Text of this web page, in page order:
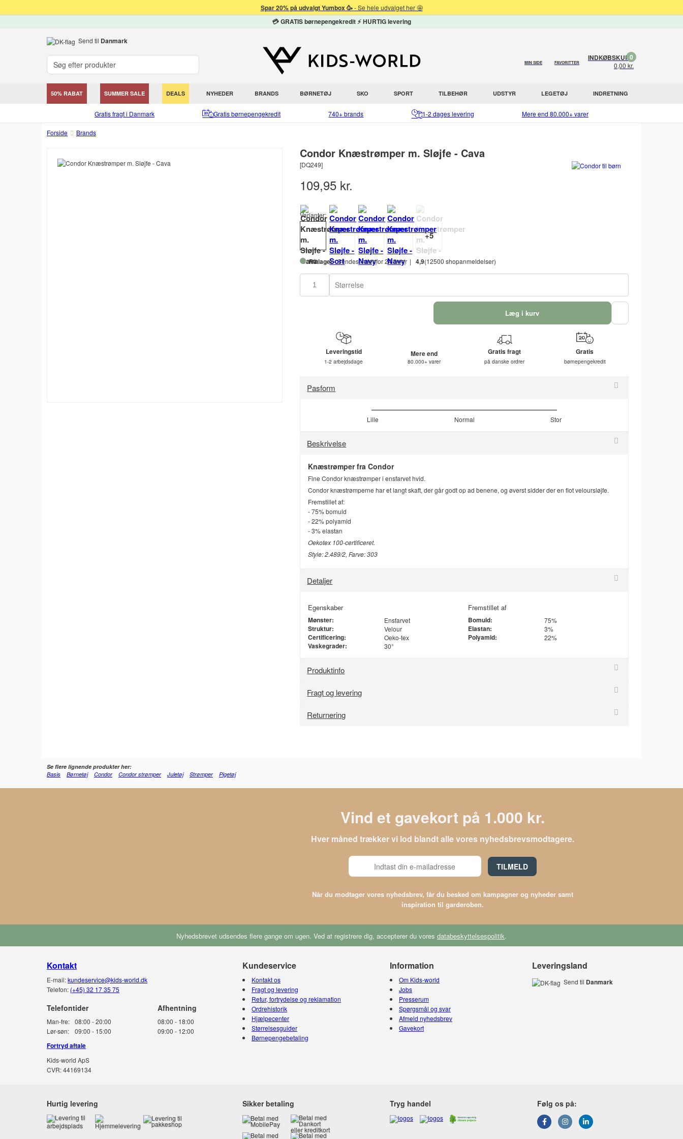
Spar 20% på udvalgt Yumbox 🥳- Se hele udvalget her 🤩
💳 GRATIS børnepengekredit ⚡ HURTIG levering
Send til Danmark
MIN SIDE FAVORITTER
INDKØBSKURV
0,00 kr.
0
50% RABAT SUMMER SALE DEALS NYHEDER BRANDS BØRNETØJ SKO SPORT TILBEHØR UDSTYR LEGETØJ INDRETNING
Gratis fragt i Danmark Gratis børnepengekredit 740+ brands 1-2 dages levering Mere end 80.000+ varer
Forside Brands
Condor Knæstrømper m. Sløjfe - Cava
[DQ249]
109,95 kr.
Varianter:
På lager- Sendes indenfor 24 timer 4,9(12500 shopanmeldelser)
Størrelse
Læg i kurv
Leveringstid
1-2 arbejdsdage
Mere end
80.000+ varer
Gratis fragt
på danske ordrer
Gratis
børnepengekredit
Pasform
Lille Normal Stor
Beskrivelse
Knæstrømper fra Condor
Fine Condor knæstrømper i ensfarvet hvid.
Condor knæstrømperne har et langt skaft, der går godt op ad benene, og øverst sidder der en flot veloursløjfe.
Fremstillet af:
- 75% bomuld
- 22% polyamid
- 3% elastan
Oekotex 100-certificeret.
Style: 2.489/2, Farve: 303
Detaljer
Egenskaber
Mønster: Ensfarvet
Struktur: Velour
Certificering: Oeko-tex
Vaskegrader: 30°
Fremstillet af
Bomuld: 75%
Elastan: 3%
Polyamid: 22%
Produktinfo
Fragt og levering
Returnering
Se flere lignende produkter her:
Basis
Børnetøj Condor Condor strømper Juletøj Strømper Pigetøj
Vind et gavekort på 1.000 kr.
Hver måned trækker vi lod blandt alle vores nyhedsbrevsmodtagere.
TILMELD
Når du modtager vores nyhedsbrev, får du besked om kampagner og nyheder samt
inspiration til garderoben.
Nyhedsbrevet udsendes flere gange om ugen. Ved at registrere dig, accepterer du vores databeskyttelsespolitik.
Kontakt
E-mail:kundeservice@kids-world.dk
Telefon: (+45) 32 17 35 75
Telefontider
Man-fre: 08:00 - 20:00
Lør-søn:
09:00 - 15:00
08:00 - 18:00
09:00 - 12:00
Fortryd aftale
Kids-world ApS
CVR: 44169134
Kundeservice
Kontakt os
Fragt og levering
Retur, fortrydelse og reklamation
Ordrehistorik
Hjælpecenter
Størrelsesguider
Børnepengebetaling
Information
Om Kids-world
Jobs
Presserum
Spørgsmål og svar
Afmeld nyhedsbrev
Gavekort
Leveringsland
Send til Danmark
Sikker betaling
Hurtig levering Tryg handel Følg os på: